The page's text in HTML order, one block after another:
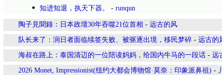
知进知退，执天下器。
- runqun
陶子見聞錄：日本政壇30年吞噬21位首相 - 远古的风
队长来了：润日者面临续签失败、被驱逐出境，移民梦碎 - 远古的
海叔在路上：泰国清迈的一位陪读妈妈，给国内牛马的一段话 - 远
2026 Monet, Impressionist(纽约大都会博物馆·莫奈：印象派鼻祖) -